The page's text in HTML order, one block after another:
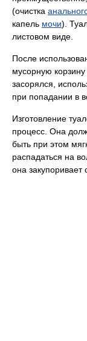
(очистка
капель мочи).
листовом виде.
После
мусорную
засорялся,
при попадании в
Изготовление
процесс. Она
быть при этом
распадаться на
она закупоривает